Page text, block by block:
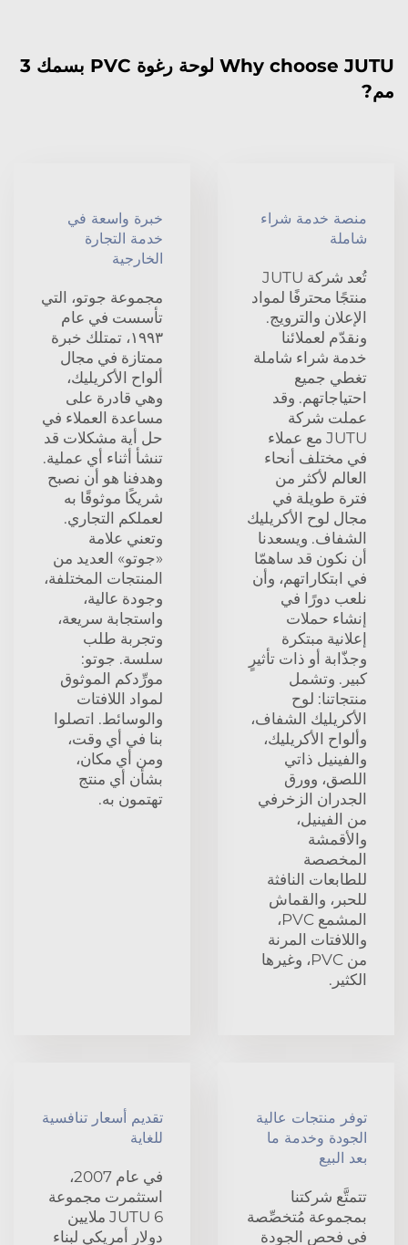
Why choose JUTU لوحة رغوة PVC بسمك 3
مم?
منصة خدمة شراء
شاملة
تُعد شركة JUTU
منتجًا محترفًا لمواد
الإعلان والترويج.
ونقدّم لعملائنا
خدمة شراء شاملة
تغطي جميع
احتياجاتهم. وقد
عملت شركة
JUTU مع عملاء
في مختلف أنحاء
العالم لأكثر من
فترة طويلة في
مجال لوح الأكريليك
الشفاف. ويسعدنا
أن نكون قد ساهمّا
في ابتكاراتهم، وأن
نلعب دورًا في
إنشاء حملات
إعلانية مبتكرة
وجذّابة أو ذات تأثيرٍ
كبير. وتشمل
منتجاتنا: لوح
الأكريليك الشفاف،
وألواح الأكريليك،
والفينيل ذاتي
اللصق، وورق
الجدران الزخرفي
من الفينيل،
والأقمشة
المخصصة
للطابعات النافثة
للحبر، والقماش
المشمع PVC،
واللافتات المرنة
من PVC، وغيرها
الكثير.
خبرة واسعة في
خدمة التجارة
الخارجية
مجموعة جوتو، التي
تأسست في عام
١٩٩٣، تمتلك خبرة
ممتازة في مجال
ألواح الأكريليك،
وهي قادرة على
مساعدة العملاء في
حل أية مشكلات قد
تنشأ أثناء أي عملية.
وهدفنا هو أن نصبح
شريكًا موثوقًا به
لعملكم التجاري.
وتعني علامة
«جوتو» العديد من
المنتجات المختلفة،
وجودة عالية،
واستجابة سريعة،
وتجربة طلب
سلسة. جوتو:
مورِّدكم الموثوق
لمواد اللافتات
والوسائط. اتصلوا
بنا في أي وقت،
ومن أي مكان،
بشأن أي منتج
تهتمون به.
توفر منتجات عالية
الجودة وخدمة ما
بعد البيع
تتمتَّع شركتنا
بمجموعة مُتخصِّصة
في فحص الجودة
تقديم أسعار تنافسية
للغاية
في عام 2007،
استثمرت مجموعة
JUTU 6 ملايين
دولار أمريكي لبناء